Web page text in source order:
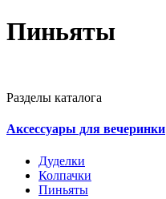
Пиньяты
Разделы каталога
Аксессуары для вечеринки
Дуделки
Колпачки
Пиньяты